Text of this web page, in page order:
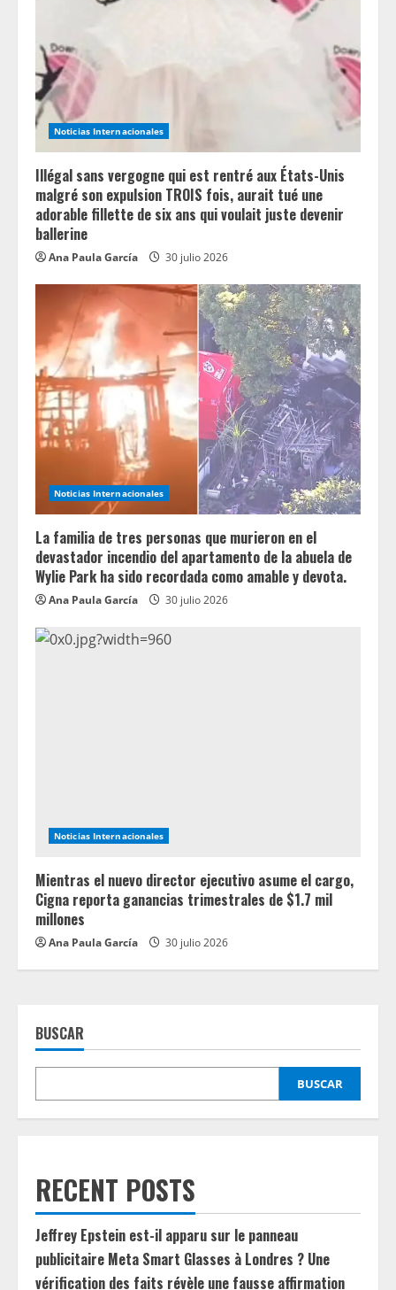
a
d
i
n
g
Noticias Internacionales
Illégal sans vergogne qui est rentré aux États-Unis
malgré son expulsion TROIS fois, aurait tué une
adorable fillette de six ans qui voulait juste devenir
ballerine
Ana Paula García 30 julio 2026
Noticias Internacionales
La familia de tres personas que murieron en el
devastador incendio del apartamento de la abuela de
Wylie Park ha sido recordada como amable y devota.
Ana Paula García 30 julio 2026
Noticias Internacionales
Mientras el nuevo director ejecutivo asume el cargo,
Cigna reporta ganancias trimestrales de $1.7 mil
millones
Ana Paula García 30 julio 2026
BUSCAR
BUSCAR
RECENT POSTS
Jeffrey Epstein est-il apparu sur le panneau
publicitaire Meta Smart Glasses à Londres ? Une
vérification des faits révèle une fausse affirmation